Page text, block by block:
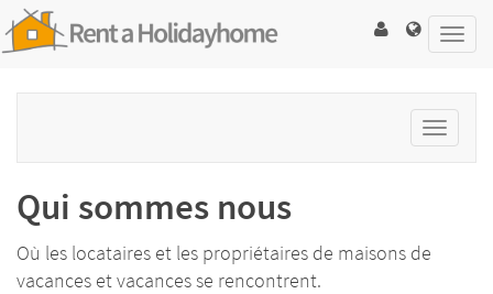
Toggle
Qui sommes nous
Où les locataires et les propriétaires de maisons de
vacances et vacances se rencontrent.